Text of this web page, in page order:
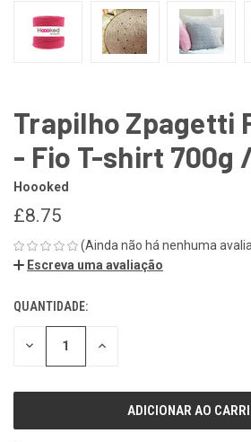
Trapilho Zpagetti
- Fio T-shirt 700g
Hoooked
£8.75
(Ainda não há nenhuma
Escreva uma avaliação
ESTOQUE
ATUAL:
QUANTIDADE:
REDUZIR REDUZIR